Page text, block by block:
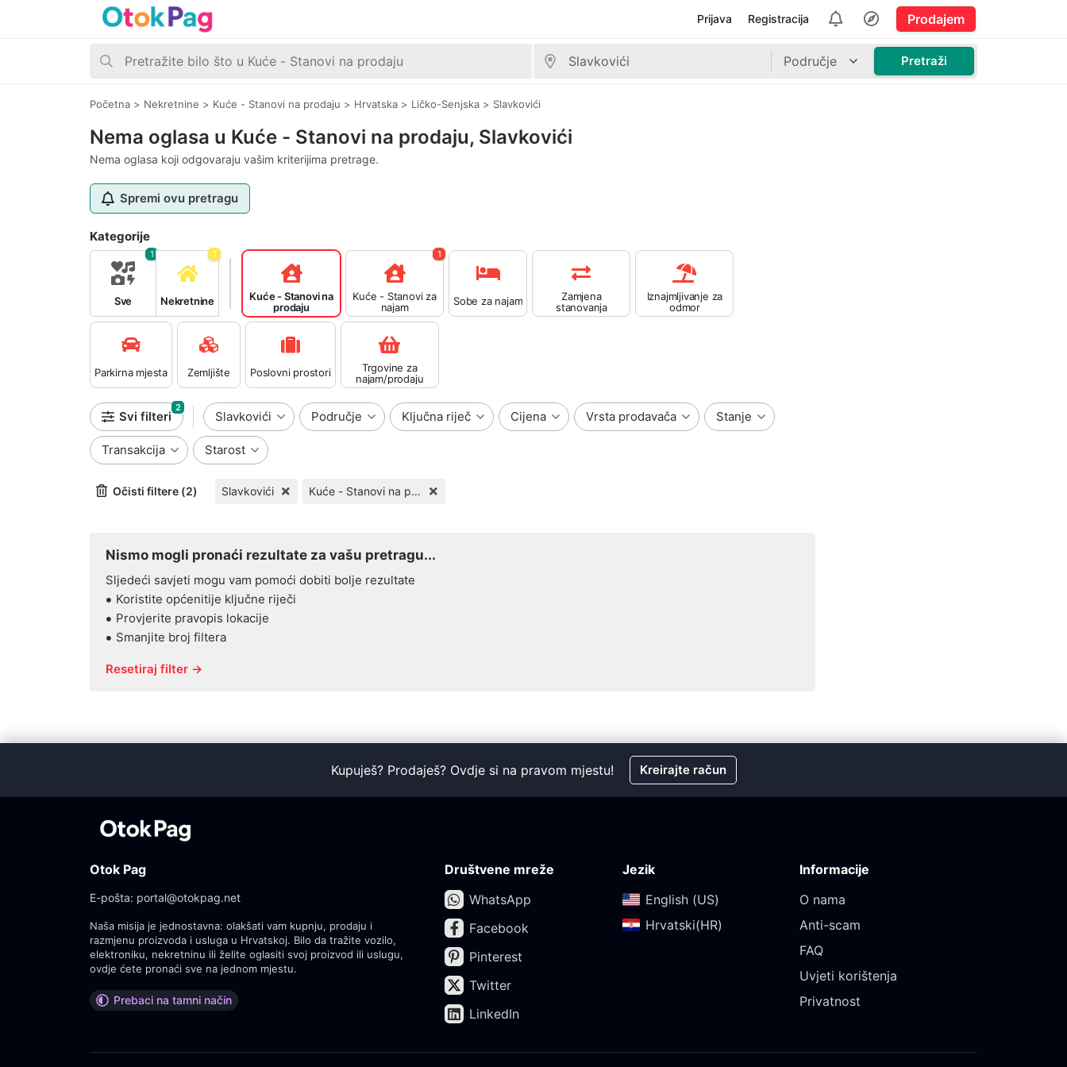
Prodajem
Registracija
Prijava
Područje Pretraži
Početna > Nekretnine > Kuće - Stanovi na prodaju > Hrvatska > Ličko-Senjska > Slavkovići
Nema oglasa u Kuće - Stanovi na prodaju, Slavkovići
Nema oglasa koji odgovaraju vašim kriterijima pretrage.
Spremi ovu pretragu
Kategorije
Sve
1
Nekretnine
1
Kuće - Stanovi na
prodaju
Kuće - Stanovi za
najam
1
Sobe za najam
Zamjena
stanovanja
Iznajmljivanje za
odmor
Parkirna mjesta Zemljište Poslovni prostori
Trgovine za
najam/prodaju
Svi filteri
2
Slavkovići Područje Ključna riječ Cijena Vrsta prodavača Stanje
Transakcija Starost
Očisti filtere (2) Slavkovići Kuće - Stanovi na prodaju
Nismo mogli pronaći rezultate za vašu pretragu...
Sljedeći savjeti mogu vam pomoći dobiti bolje rezultate
Koristite općenitije ključne riječi
Provjerite pravopis lokacije
Smanjite broj filtera
Resetiraj filter →
Kupuješ? Prodaješ? Ovdje si na pravom mjestu! Kreirajte račun
Otok Pag
E-pošta: portal@otokpag.net
Naša misija je jednostavna: olakšati vam kupnju, prodaju i
razmjenu proizvoda i usluga u Hrvatskoj. Bilo da tražite vozilo,
elektroniku, nekretninu ili želite oglasiti svoj proizvod ili uslugu,
ovdje ćete pronaći sve na jednom mjestu.
Prebaci na tamni način
Društvene mreže
WhatsApp
Facebook
Pinterest
Twitter
LinkedIn
Jezik
English (US)‎
Hrvatski(HR)‎
Informacije
O nama
Anti-scam
FAQ
Uvjeti korištenja
Privatnost